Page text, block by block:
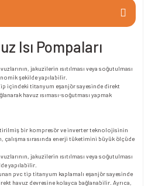
Isı Pompaları
jakuzilerin ısıtılması veya soğutulması
şekilde yapılabilir.
içindeki titanyum eşanjör sayesinde direkt
havuz ısıması-soğutması yapmak
bir kompresör ve inverter teknolojisinin
sırasında enerji tüketimini büyük ölçüde
jakuzilerin ısıtılması veya soğutulması
yapılabilir.
pvc tip titanyum kaplamalı eşanjör sayesinde
havuz devresine kolayca bağlanabilir. Ayrıca,